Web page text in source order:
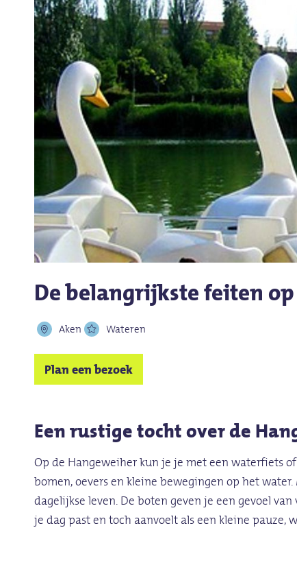
De belangrijkste feiten
Aken Wateren
Plan een bezoek
Een rustige tocht over de
Op de Hangeweiher kun je je met een waterfiets
bomen, oevers en kleine bewegingen op het
dagelijkse leven. De boten geven je een gevoel
je dag past en toch aanvoelt als een kleine pauze,